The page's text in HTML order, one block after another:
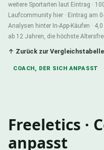
weitere Sportarten laut Eintrag ·
Laufcommunity hier · Eintrag am
Analysen hinter In-App-Käufen ·
ab 12 Jahren, die höchste
↑ Zurück zur Vergleichstabelle
COACH, DER SICH ANPASST
Freeletics ·
anpasst